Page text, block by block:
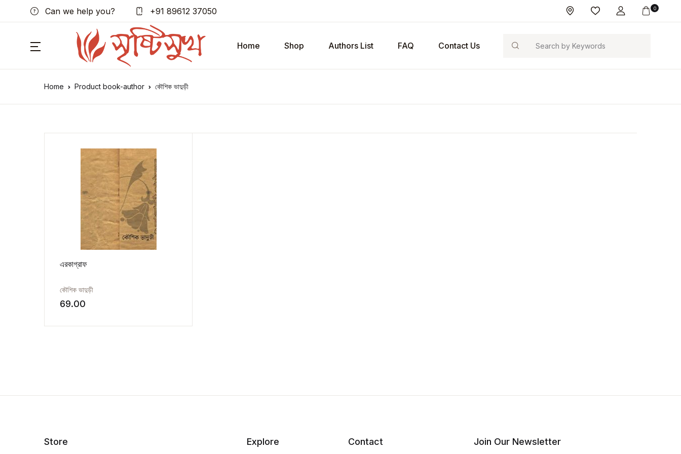
Can we help you? +91 89612 37050 0
Home Shop Authors List FAQ Contact Us Search
Home Product book-author কৌশিক ভাদুড়ী
এরকাগ্রাফ
কৌশিক ভাদুড়ী
69.00
Store Explore Contact Join Our Newsletter